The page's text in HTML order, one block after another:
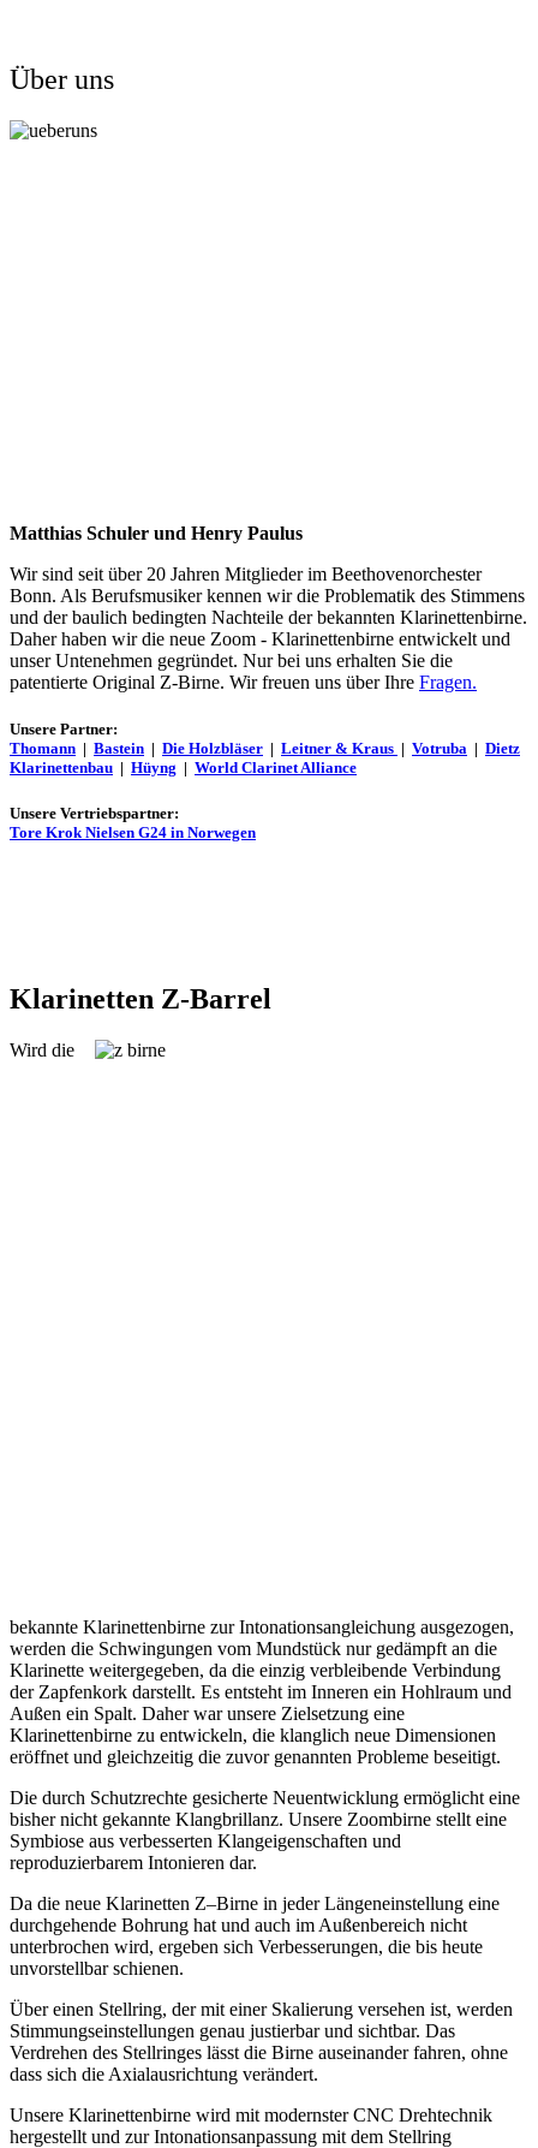
Über uns
Matthias Schuler und Henry Paulus
Wir sind seit über 20 Jahren Mitglieder im Beethovenorchester
Bonn. Als Berufsmusiker kennen wir die Problematik des Stimmens
und der baulich bedingten Nachteile der bekannten Klarinettenbirne.
Daher haben wir die neue Zoom - Klarinettenbirne entwickelt und
unser Untenehmen gegründet. Nur bei uns erhalten Sie die
patentierte Original Z-Birne. Wir freuen uns über Ihre Fragen.
Unsere Partner:
Thomann | Bastein | Die Holzbläser | Leitner & Kraus | Votruba | Dietz
Klarinettenbau | Hüyng | World Clarinet Alliance
Unsere Vertriebspartner:
Tore Krok Nielsen G24 in Norwegen
Klarinetten Z-Barrel
Wird die
bekannte Klarinettenbirne zur Intonationsangleichung ausgezogen,
werden die Schwingungen vom Mundstück nur gedämpft an die
Klarinette weitergegeben, da die einzig verbleibende Verbindung
der Zapfenkork darstellt. Es entsteht im Inneren ein Hohlraum und
Außen ein Spalt. Daher war unsere Zielsetzung eine
Klarinettenbirne zu entwickeln, die klanglich neue Dimensionen
eröffnet und gleichzeitig die zuvor genannten Probleme beseitigt.
Die durch Schutzrechte gesicherte Neuentwicklung ermöglicht eine
bisher nicht gekannte Klangbrillanz. Unsere Zoombirne stellt eine
Symbiose aus verbesserten Klangeigenschaften und
reproduzierbarem Intonieren dar.
Da die neue Klarinetten Z–Birne in jeder Längeneinstellung eine
durchgehende Bohrung hat und auch im Außenbereich nicht
unterbrochen wird, ergeben sich Verbesserungen, die bis heute
unvorstellbar schienen.
Über einen Stellring, der mit einer Skalierung versehen ist, werden
Stimmungseinstellungen genau justierbar und sichtbar. Das
Verdrehen des Stellringes lässt die Birne auseinander fahren, ohne
dass sich die Axialausrichtung verändert.
Unsere Klarinettenbirne wird mit modernster CNC Drehtechnik
hergestellt und zur Intonationsanpassung mit dem Stellring